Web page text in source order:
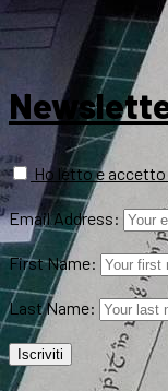
Ho letto e
Email Address:
First Name:
Last Name: